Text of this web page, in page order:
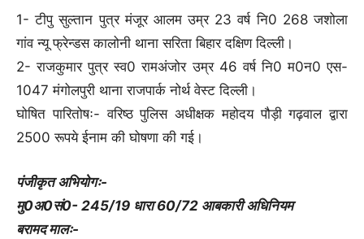
1- टीपु सुल्तान पुत्र मंजूर आलम उम्र 23 वर्ष नि0 268 जशोला
गांव न्यू फ्रेन्डस कालोनी थाना सरिता बिहार दक्षिण दिल्ली।
2- राजकुमार पुत्र स्व0 रामअंजोर उम्र 46 वर्ष नि0 म0न0 एस-
1047 मंगोलपुरी थाना राजपार्क नोर्थ वेस्ट दिल्ली।
घोषित पारितोषः- वरिष्ठ पुलिस अधीक्षक महोदय पौड़ी गढ़वाल द्वारा
2500 रूपये ईनाम की घोषणा की गई।
पंजीकृत अभियोगः-
मु0अ0सं0- 245/19 धारा 60/72 आबकारी अधिनियम
बरामद मालः-